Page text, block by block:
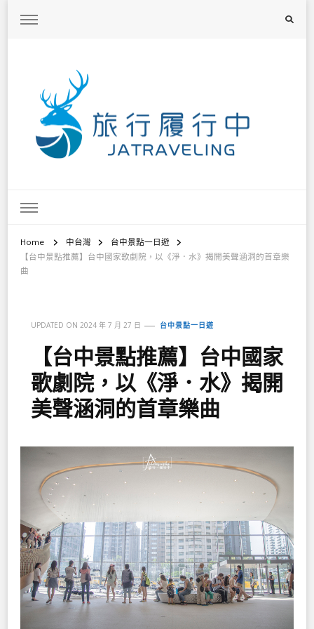
Home 中台灣
台中景點一日遊
【台中景點推薦】台中國家歌劇院，以《淨．水》揭開美聲涵洞的首章樂
曲
UPDATED ON 2024 年 7 月 27 日 台中景點一日遊
【台中景點推薦】台中國家
歌劇院，以《淨．水》揭開
美聲涵洞的首章樂曲